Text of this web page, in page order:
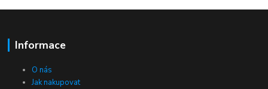
Informace
O nás
Jak nakupovat